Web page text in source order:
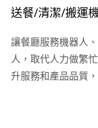
送餐/清潔/搬運
讓餐廳服務機器人
人，取代人力做繁
升服務和產品品質